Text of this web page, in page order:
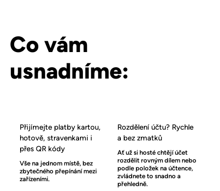
Co vám
usnadníme:
Přijímejte platby kartou,
hotově, stravenkami i
přes QR kódy
Vše na jednom místě, bez
zbytečného přepínání mezi
zařízeními.
Rozdělení účtu? Rychle
a bez zmatků
Ať už si hosté chtějí účet
rozdělit rovným dílem nebo
podle položek na účtence,
zvládnete to snadno a
přehledně.